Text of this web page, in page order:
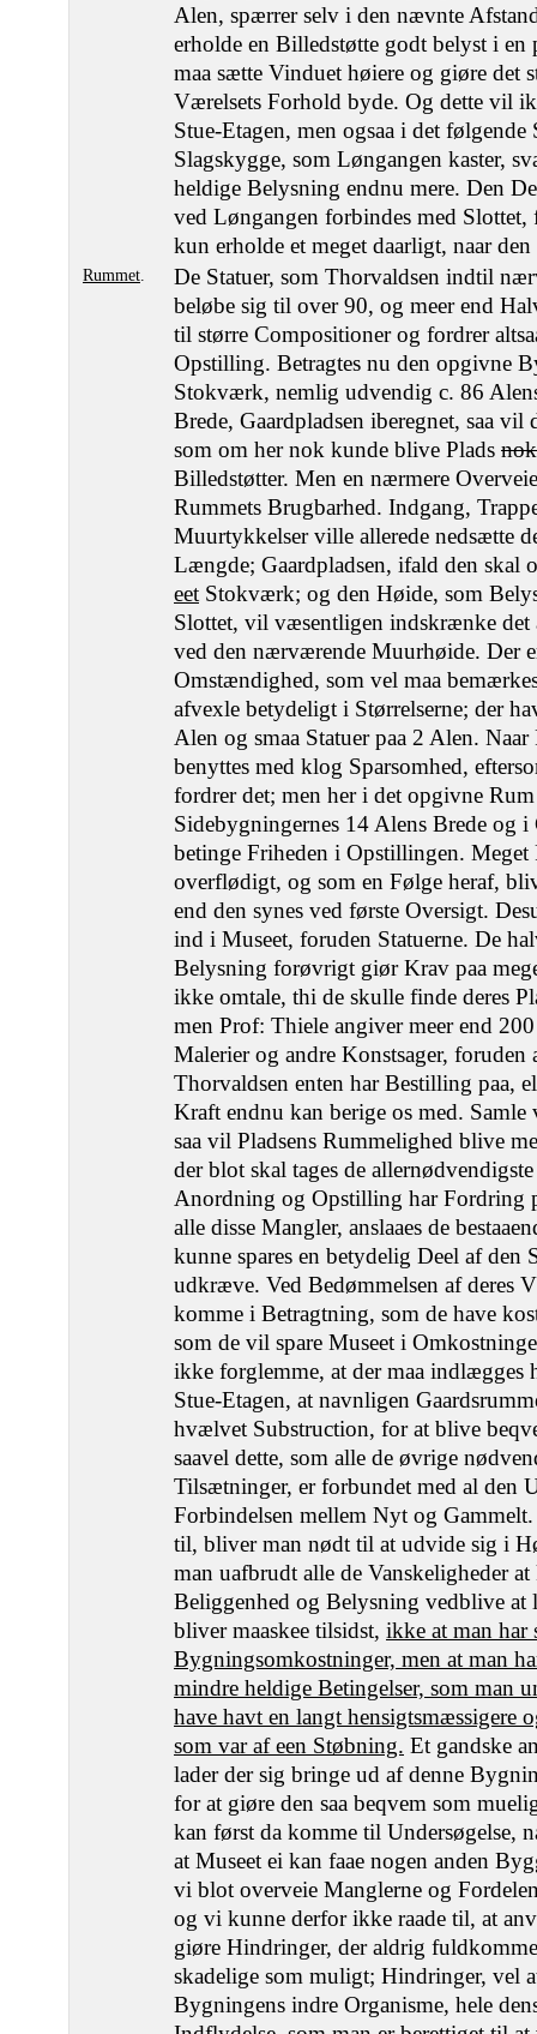
Alen, spærrer selv i den nævnte
erholde en Billedstøtte godt belyst i en
maa sætte Vinduet høiere og giøre det
Værelsets Forhold byde. Og dette vil
Stue-Etagen, men ogsaa i det
Slagskygge, som Løngangen kaster,
heldige Belysning endnu mere. Den
ved Løngangen forbindes med
kun erholde et meget daarligt, naar
Rummet.
De Statuer, som Thorvaldsen indtil
beløbe sig til over 90, og meer end
til større Compositioner og fordrer
Opstilling. Betragtes nu den opgivne
Stokværk, nemlig udvendig c. 86
Brede, Gaardpladsen iberegnet, saa vil
som om her nok kunde blive Plads nok
Billedstøtter. Men en nærmere
Rummets Brugbarhed. Indgang,
Muurtykkelser ville allerede nedsætte
Længde; Gaardpladsen, ifald den skal
eet Stokværk; og den Høide, som
Slottet, vil væsentligen indskrænke det
ved den nærværende Muurhøide. Der
Omstændighed, som vel maa
afvexle betydeligt i Størrelserne; der
Alen og smaa Statuer paa 2 Alen.
benyttes med klog Sparsomhed,
fordrer det; men her i det opgivne
Sidebygningernes 14 Alens Brede og
betinge Friheden i Opstillingen. Meget
overflødigt, og som en Følge heraf,
end den synes ved første Oversigt.
ind i Museet, foruden Statuerne. De
Belysning forøvrigt giør Krav paa
ikke omtale, thi de skulle finde deres
men Prof: Thiele angiver meer end
Malerier og andre Konstsager, foruden
Thorvaldsen enten har Bestilling paa,
Kraft endnu kan berige os med.
saa vil Pladsens Rummelighed blive
der blot skal tages de
Anordning og Opstilling har Fordring
alle disse Mangler, anslaaes de
kunne spares en betydelig Deel af den
udkræve. Ved Bedømmelsen af deres
komme i Betragtning, som de have
som de vil spare Museet i
ikke forglemme, at der maa
Stue-Etagen, at navnligen
hvælvet Substruction, for at blive
saavel dette, som alle de øvrige
Tilsætninger, er forbundet med al den
Forbindelsen mellem Nyt og
til, bliver man nødt til at udvide sig i
man uafbrudt alle de Vanskeligheder
Beliggenhed og Belysning vedblive at
bliver maaskee tilsidst, ikke at man har
Bygningsomkostninger, men at man
mindre heldige Betingelser, som man
have havt en langt hensigtsmæssigere
som var af een Støbning. Et gandske
lader der sig bringe ud af denne
for at giøre den saa beqvem som
kan først da komme til Undersøgelse,
at Museet ei kan faae nogen anden
vi blot overveie Manglerne og
og vi kunne derfor ikke raade til, at
giøre Hindringer, der aldrig
skadelige som muligt; Hindringer, vel
Bygningens indre Organisme, hele